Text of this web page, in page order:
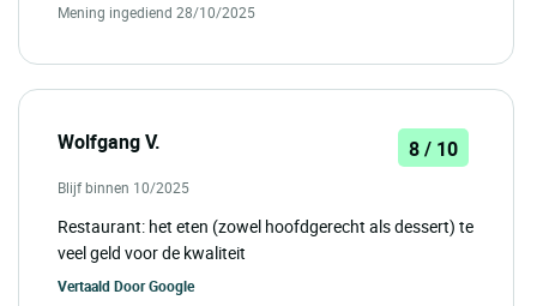
Mening ingediend 28/10/2025
Wolfgang V. 8 / 10
Blijf binnen 10/2025
Restaurant: het eten (zowel hoofdgerecht als dessert) te
veel geld voor de kwaliteit
Vertaald DoorGoogle